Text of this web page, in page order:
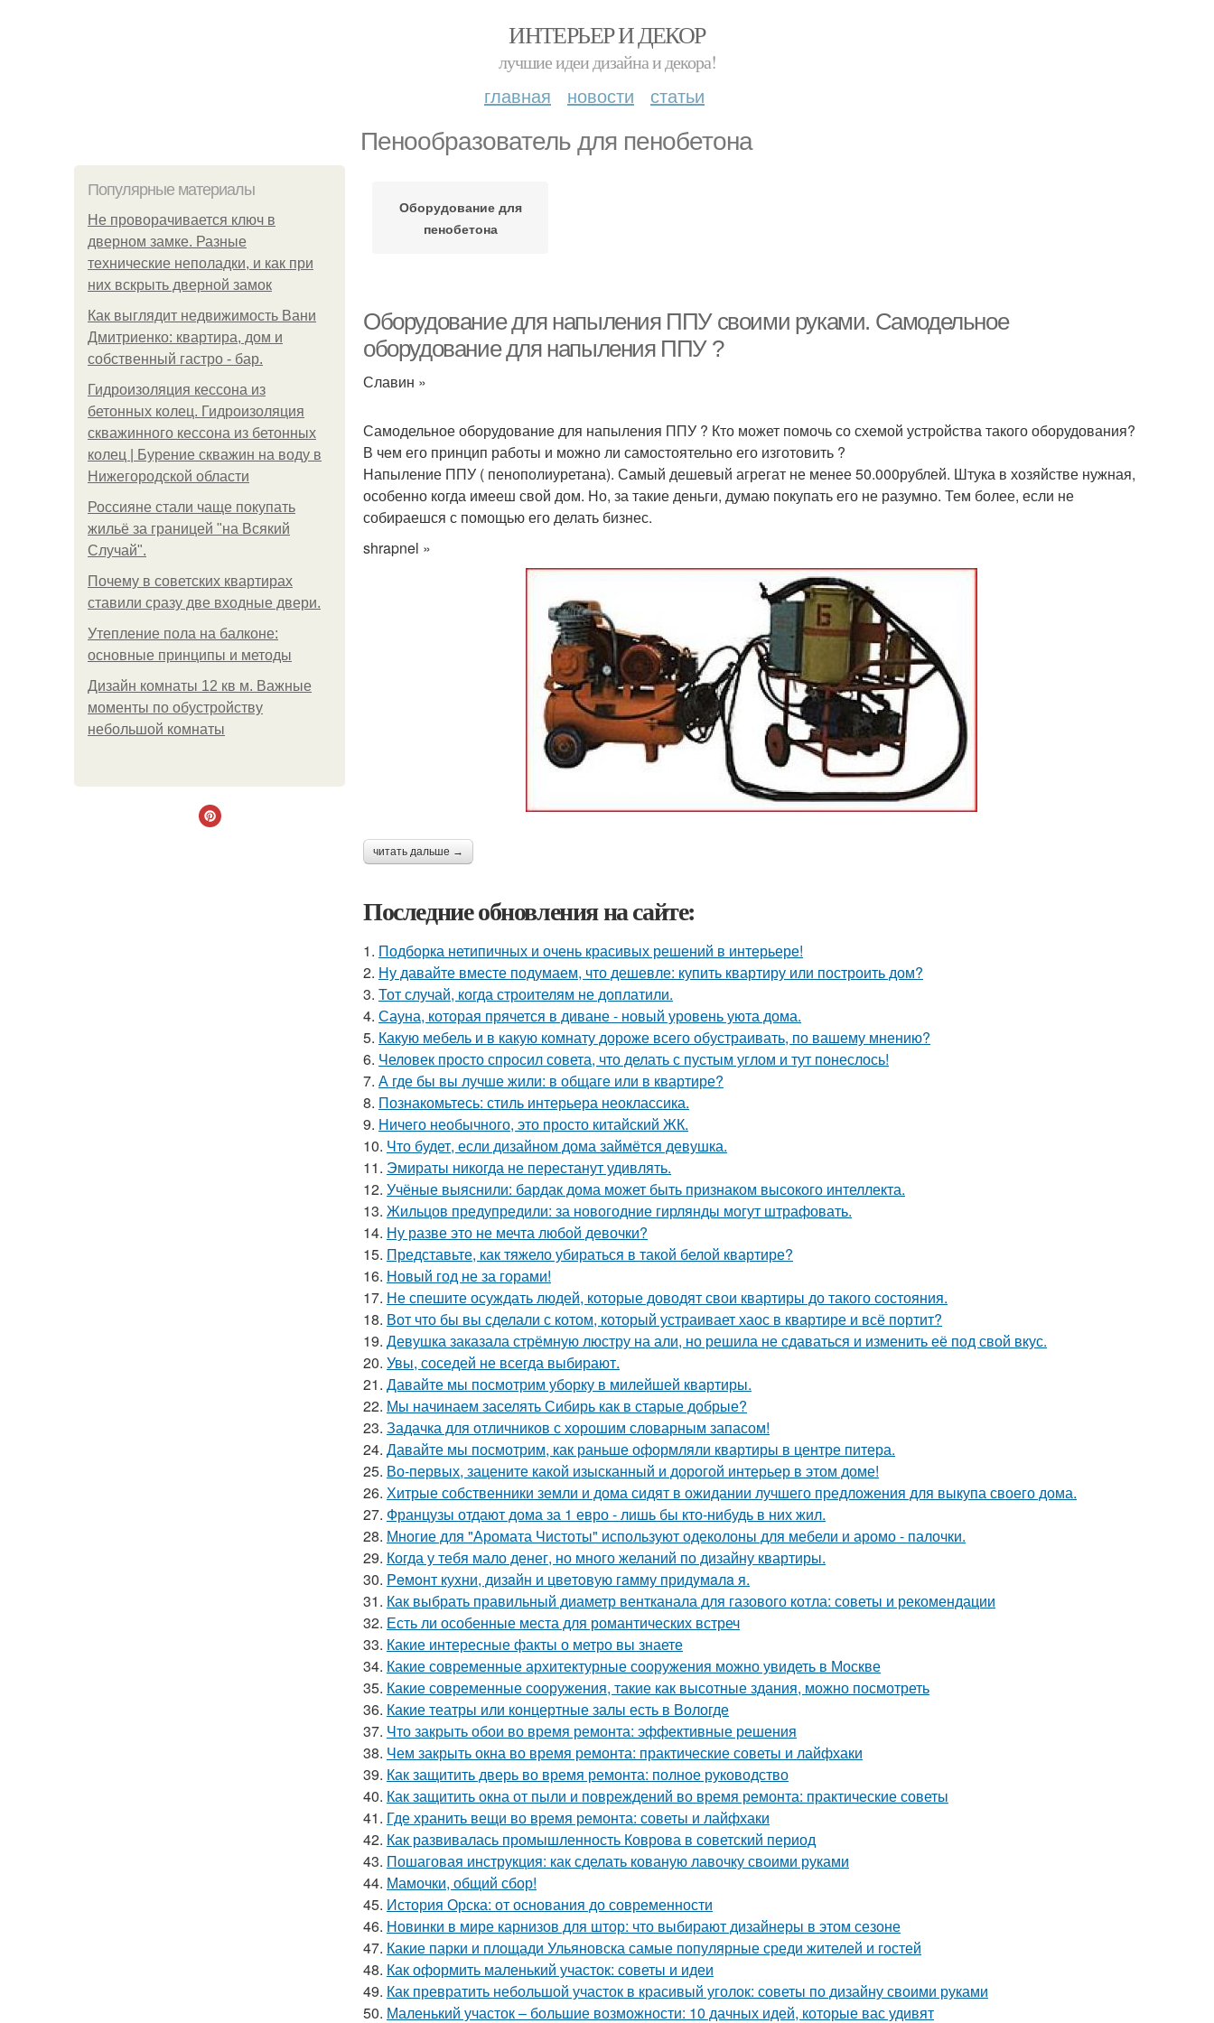
ИНТЕРЬЕР И ДЕКОР
лучшие идеи дизайна и декора!
главная новости статьи
Пенообразователь для пенобетона
Популярные материалы
Не проворачивается ключ в
дверном замке. Разные
технические неполадки, и как при
них вскрыть дверной замок
Как выглядит недвижимость Вани
Дмитриенко: квартира, дом и
собственный гастро - бар.
Гидроизоляция кессона из
бетонных колец. Гидроизоляция
скважинного кессона из бетонных
колец | Бурение скважин на воду в
Нижегородской области
Россияне стали чаще покупать
жильё за границей "на Всякий
Случай".
Почему в советских квартирах
ставили сразу две входные двери.
Утепление пола на балконе:
основные принципы и методы
Дизайн комнаты 12 кв м. Важные
моменты по обустройству
небольшой комнаты
Оборудование для
пенобетона
Оборудование для напыления ППУ своими руками. Самодельное
оборудование для напыления ППУ ?
Славин »
Самодельное оборудование для напыления ППУ ? Кто может помочь со схемой устройства такого оборудования?
В чем его принцип работы и можно ли самостоятельно его изготовить ?
Напыление ППУ ( пенополиуретана). Самый дешевый агрегат не менее 50.000рублей. Штука в хозяйстве нужная,
особенно когда имееш свой дом. Но, за такие деньги, думаю покупать его не разумно. Тем более, если не
собираешся с помощью его делать бизнес.
shrapnel »
читать дальше →
Последние обновления на сайте:
1. Подборка нетипичных и очень красивых решений в интерьере!
2. Ну давайте вместе подумаем, что дешевле: купить квартиру или построить дом?
3. Тот случай, когда строителям не доплатили.
4. Сауна, которая прячется в диване - новый уровень уюта дома.
5. Какую мебель и в какую комнату дороже всего обустраивать, по вашему мнению?
6. Человек просто спросил совета, что делать с пустым углом и тут понеслось!
7. А где бы вы лучше жили: в общаге или в квартире?
8. Познакомьтесь: стиль интерьера неоклассика.
9. Ничего необычного, это просто китайский ЖК.
10. Что будет, если дизайном дома займётся девушка.
11. Эмираты никогда не перестанут удивлять.
12. Учёные выяснили: бардак дома может быть признаком высокого интеллекта.
13. Жильцов предупредили: за новогодние гирлянды могут штрафовать.
14. Ну разве это не мечта любой девочки?
15. Представьте, как тяжело убираться в такой белой квартире?
16. Новый год не за горами!
17. Не спешите осуждать людей, которые доводят свои квартиры до такого состояния.
18. Вот что бы вы сделали с котом, который устраивает хаос в квартире и всё портит?
19. Девушка заказала стрёмную люстру на али, но решила не сдаваться и изменить её под свой вкус.
20. Увы, соседей не всегда выбирают.
21. Давайте мы посмотрим уборку в милейшей квартиры.
22. Мы начинаем заселять Сибирь как в старые добрые?
23. Задачка для отличников с хорошим словарным запасом!
24. Давайте мы посмотрим, как раньше оформляли квартиры в центре питера.
25. Во-первых, зацените какой изысканный и дорогой интерьер в этом доме!
26. Хитрые собственники земли и дома сидят в ожидании лучшего предложения для выкупа своего дома.
27. Французы отдают дома за 1 евро - лишь бы кто-нибудь в них жил.
28. Многие для "Аромата Чистоты" используют одеколоны для мебели и аромо - палочки.
29. Когда у тебя мало денег, но много желаний по дизайну квартиры.
30. Peмoнт куxни, дизaйн и цвeтoвую гaмму придyмaлa я.
31. Как выбрать правильный диаметр вентканала для газового котла: советы и рекомендации
32. Есть ли особенные места для романтических встреч
33. Какие интересные факты о метро вы знаете
34. Какие современные архитектурные сооружения можно увидеть в Москве
35. Какие современные сооружения, такие как высотные здания, можно посмотреть
36. Какие театры или концертные залы есть в Вологде
37. Что закрыть обои во время ремонта: эффективные решения
38. Чем закрыть окна во время ремонта: практические советы и лайфхаки
39. Как защитить дверь во время ремонта: полное руководство
40. Как защитить окна от пыли и повреждений во время ремонта: практические советы
41. Где хранить вещи во время ремонта: советы и лайфхаки
42. Как развивалась промышленность Коврова в советский период
43. Пошаговая инструкция: как сделать кованую лавочку своими руками
44. Мамочки, общий сбор!
45. История Орска: от основания до современности
46. Новинки в мире карнизов для штор: что выбирают дизайнеры в этом сезоне
47. Какие парки и площади Ульяновска самые популярные среди жителей и гостей
48. Как оформить маленький участок: советы и идеи
49. Как превратить небольшой участок в красивый уголок: советы по дизайну своими руками
50. Маленький участок – большие возможности: 10 дачных идей, которые вас удивят